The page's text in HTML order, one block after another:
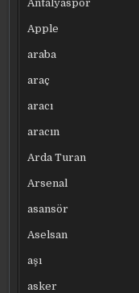
Antalyaspor
Apple
araba
araç
aracı
aracın
Arda Turan
Arsenal
asansör
Aselsan
aşı
asker